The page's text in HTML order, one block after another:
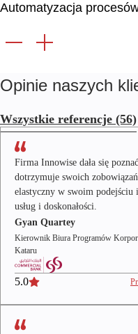
Automatyzacja
Opinie naszych
Wszystkie referencje (56)
Firma Innowise dała się
dotrzymuje swoich
elastyczny w swoim podejściu
usług i doskonałości.
Gyan Quartey
Kierownik Biura Programów
Kataru
5.0